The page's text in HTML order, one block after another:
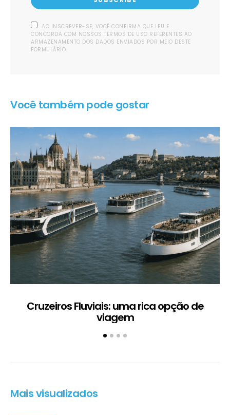
AO INSCREVER-SE, VOCÊ CONFIRMA QUE LEU E
CONCORDA COM NOSSOS TERMOS DE USO REFERENTES AO
ARMAZENAMENTO DOS DADOS ENVIADOS POR MEIO DESTE
FORMULÁRIO.
Você também pode gostar
Cruzeiros Fluviais: uma rica opção de
viagem
Mais visualizados